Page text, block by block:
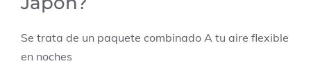
Se trata de un paquete combinado A tu aire flexible
en noches